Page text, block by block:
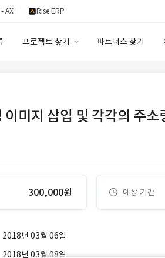
AX Rise ERP
프로젝트 찾기 파트너스 찾기
미지 삽입 및 각각의 주소
300,000원 예상 기간
2018년 03월 06일
2018년 03월 08일